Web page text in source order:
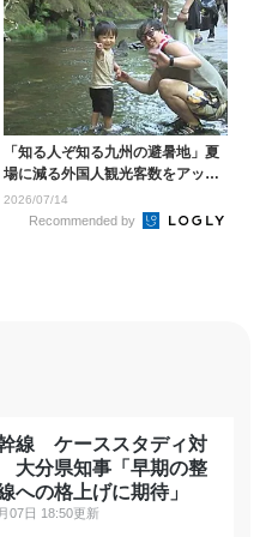
「知る人ぞ知る九州の避暑地」夏
場に減る外国人観光客数をアップ
へ おんせん県が“涼...
2026/07/14
Recommended by
線 ケーススタディ対
大分県知事「早期の整
への格上げに期待」
07日 18:50更新